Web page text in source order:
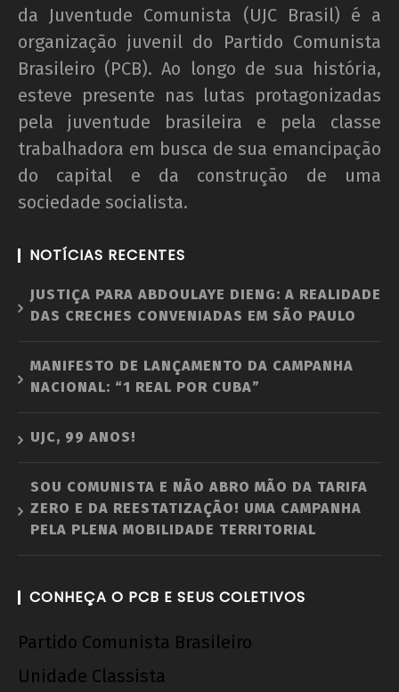
da Juventude Comunista (UJC Brasil) é a
organização juvenil do Partido Comunista
Brasileiro (PCB). Ao longo de sua história,
esteve presente nas lutas protagonizadas
pela juventude brasileira e pela classe
trabalhadora em busca de sua emancipação
do capital e da construção de uma
sociedade socialista.
NOTÍCIAS RECENTES
JUSTIÇA PARA ABDOULAYE DIENG: A REALIDADE
DAS CRECHES CONVENIADAS EM SÃO PAULO
MANIFESTO DE LANÇAMENTO DA CAMPANHA
NACIONAL: “1 REAL POR CUBA”
UJC, 99 ANOS!
SOU COMUNISTA E NÃO ABRO MÃO DA TARIFA
ZERO E DA REESTATIZAÇÃO! UMA CAMPANHA
PELA PLENA MOBILIDADE TERRITORIAL
CONHEÇA O PCB E SEUS COLETIVOS
Partido Comunista Brasileiro
Unidade Classista